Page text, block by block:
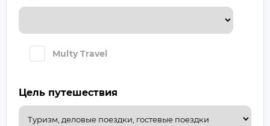
Multy Travel
Цель путешествия